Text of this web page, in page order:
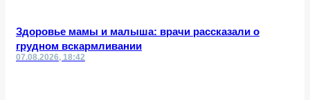
Здоровье мамы и малыша: врачи рассказали о
грудном вскармливании
07.08.2026, 18:42